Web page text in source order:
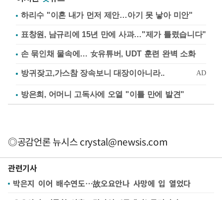
하리수 "이혼 내가 먼저 제안…아기 못 낳아 미안"
표창원, 남규리에 15년 만에 사과…"제가 틀렸습니다"
손 묶인채 물속에… 女유튜버, UDT 훈련 완벽 소화
방은희, 어머니 고독사에 오열 "이틀 만에 발견"
◎공감언론 뉴시스crystal@newsis.com
관련기사
박은지 이어 배수연도…故오요안나 사망에 입 열었다